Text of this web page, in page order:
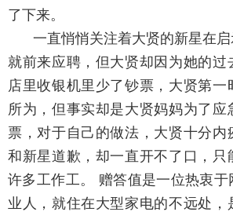
了下来。
一直悄悄关注着大贤的新星在
就前来应聘，但大贤却因为她的过
店里收银机里少了钞票，大贤第一
所为，但事实却是大贤妈妈为了应
票，对于自己的做法，大贤十分内
和新星道歉，却一直开不了口，只
许多工作工。 赠答值是一位热衷于
业人，就住在大型家电的不远处，